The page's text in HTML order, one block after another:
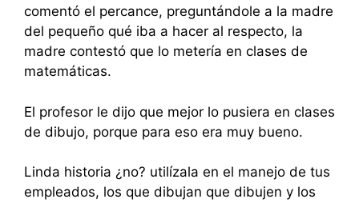
comentó el percance, preguntándole a la madre
del pequeño qué iba a hacer al respecto, la
madre contestó que lo metería en clases de
matemáticas.
El profesor le dijo que mejor lo pusiera en clases
de dibujo, porque para eso era muy bueno.
Linda historia ¿no? utilízala en el manejo de tus
empleados, los que dibujan que dibujen y los